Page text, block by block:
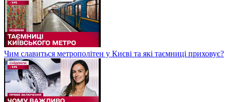
Чим славиться метрополітен у Києві та які таємниці приховує?